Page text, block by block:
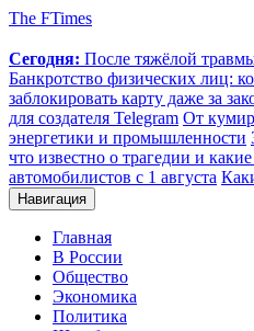
The FTimes
Сегодня: После тяжёлой
Банкротство физических лиц:
заблокировать карту даже за
для создателя Telegram От
энергетики и промышленности
что известно о трагедии и
автомобилистов с 1 августа
Навигация
Главная
В России
Общество
Экономика
Политика